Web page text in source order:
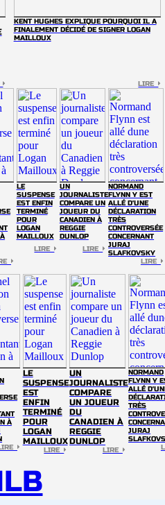
KENT HUGHES EXPLIQUE POURQUOI IL A
FINALEMENT DÉCIDÉ DE SIGNER LOGAN
MAILLOUX
LIRE
LE
SUSPENSE
EST ENFIN
TERMINÉ
POUR
LOGAN
MAILLOUX
LIRE
UN
JOURNALISTE
COMPARE UN
JOUEUR DU
CANADIEN À
REGGIE
DUNLOP
LIRE
NORMAND
FLYNN Y EST
ALLÉ D'UNE
DÉCLARATION
TRÈS
CONTROVERSÉE
CONCERNANT
JURAJ
SLAFKOVSKY
LIRE
À
LE
SUSPENSE
EST
ENFIN
TERMINÉ
POUR
LOGAN
MAILLOUX
LIRE
UN
JOURNALISTE
COMPARE
UN JOUEUR
DU
CANADIEN À
REGGIE
DUNLOP
LIRE
NORMAND
FLYNN Y
ALLÉ
TRÈS
JURAJ